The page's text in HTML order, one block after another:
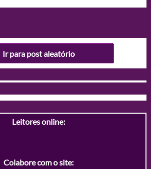
Ir para post aleatório
Leitores online:
Colabore com o site: